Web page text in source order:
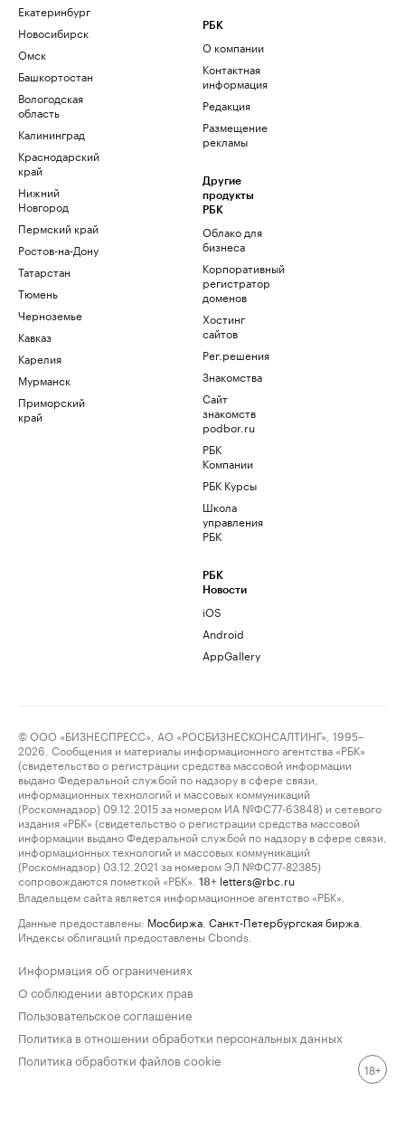
Екатеринбург
Новосибирск
Омск
Башкортостан
Вологодская
область
Калининград
Краснодарский
край
Нижний
Новгород
Пермский край
Ростов-на-Дону
Татарстан
Тюмень
Черноземье
Кавказ
Карелия
Мурманск
Приморский
край
РБК
О компании
Контактная
информация
Редакция
Размещение
рекламы
Другие
продукты
РБК
Облако для
бизнеса
Корпоративный
регистратор
доменов
Хостинг
сайтов
Рег.решения
Знакомства
Сайт
знакомств
podbor.ru
РБК
Компании
РБК Курсы
Школа
управления
РБК
РБК
Новости
iOS
Android
AppGallery
© ООО «БИЗНЕСПРЕСС», АО «РОСБИЗНЕСКОНСАЛТИНГ», 1995–
2026. Сообщения и материалы информационного агентства «РБК»
(свидетельство о регистрации средства массовой информации
выдано Федеральной службой по надзору в сфере связи,
информационных технологий и массовых коммуникаций
(Роскомнадзор) 09.12.2015 за номером ИА №ФС77-63848) и сетевого
издания «РБК» (свидетельство о регистрации средства массовой
информации выдано Федеральной службой по надзору в сфере связи,
информационных технологий и массовых коммуникаций
(Роскомнадзор) 03.12.2021 за номером ЭЛ №ФС77-82385)
сопровождаются пометкой «РБК».
18+ letters@rbc.ru
Владельцем сайта является информационное агентство «РБК».
Данные предоставлены: Мосбиржа Санкт-Петербургская биржа
Индексы облигаций предоставлены Cbonds.
Информация об ограничениях
О соблюдении авторских прав
Пользовательское соглашение
Политика в отношении обработки персональных данных
Политика обработки файлов cookie
18+